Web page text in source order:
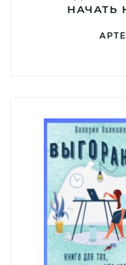
НАЧАТЬ